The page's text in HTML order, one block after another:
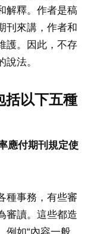
解釋。作者是稿
刊來講，作者和
護。因此，不存
法。
括以下五種
應付期刊規定使
種事務，有些審
審讀。這些都造